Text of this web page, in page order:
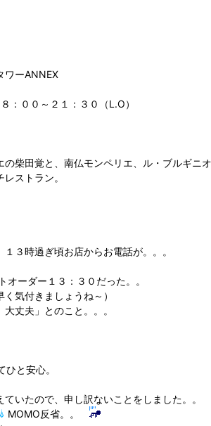
ーANNEX
００～２１：３０（L.O）
柴田覚と、南仏モンペリエ、ル・ブルギニオ
ストラン。
３時過ぎ頃お店からお電話が。。。
オーダー１３：３０だった。。
気付きましょうね～）
丈夫」とのこと。。。
ひと安心。
いたので、申し訳ないことをしました。。
MOMO反省。。